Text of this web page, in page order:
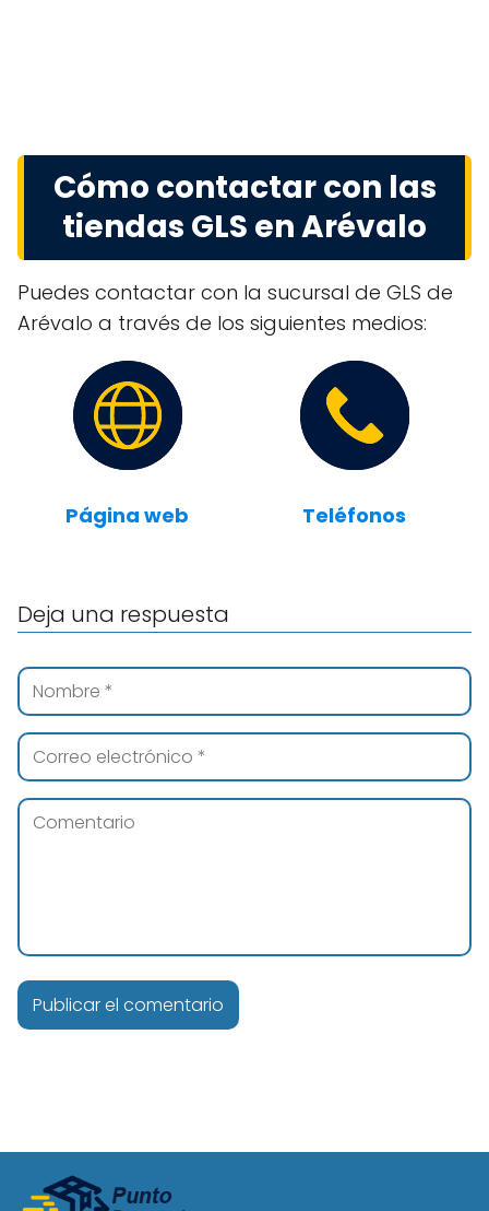
Cómo contactar con las
tiendas GLS en Arévalo
Puedes contactar con la sucursal de GLS de
Arévalo a través de los siguientes medios:
Página web Teléfonos
Deja una respuesta